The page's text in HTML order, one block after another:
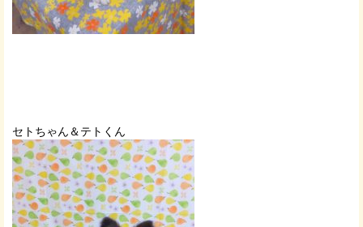
セトちゃん＆テトくん